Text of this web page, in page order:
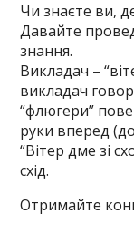
Чи знаєте ви, де
Давайте
знання.
Викладач –
викладач
“флюгери”
руки вперед
“Вітер дме зі
схід.
Отримайте